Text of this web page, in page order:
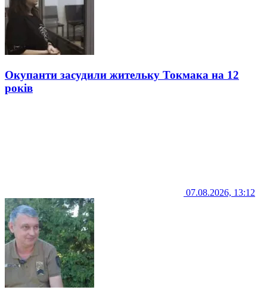
Окупанти засудили жительку Токмака на 12
років
07.08.2026, 13:12